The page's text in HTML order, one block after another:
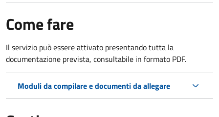
Come fare
Il servizio può essere attivato presentando tutta la
documentazione prevista, consultabile in formato PDF.
Moduli da compilare e documenti da allegare